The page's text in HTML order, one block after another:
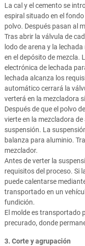
La cal y el cemento se
espiral situado en el
polvo. Después pasan al
Tras abrir la válvula de
lodo de arena y la
en el depósito de mezcla.
electrónica de lechada
lechada alcanza los
automático cerrará la
verterá en la mezcladora
Después de que el polvo
vierte en la mezcladora
suspensión. La
balanza para aluminio.
mezclador.
Antes de verter la
requisitos del proceso. Si
puede calentarse
transportado en un
fundición.
El molde es transportado
precurado, donde
3. Corte y agrupación